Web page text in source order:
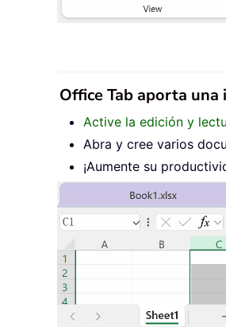
Office Tab aporta
Active la edición y
Abra y cree varios
¡Aumente su